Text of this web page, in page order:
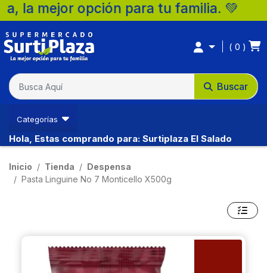
opción para tu familia. 💚
Buscar
0
Categorías
Hola, Estas comprando para: Surtiplaza El Salado
Inicio Tienda
Despensa
Pasta Linguine No 7 Monticello X500g